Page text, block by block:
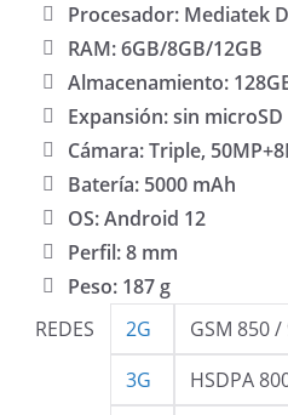
Procesador: Mediatek
RAM: 6GB/8GB/12GB
Almacenamiento:
Expansión: sin microSD
Cámara: Triple,
Batería: 5000 mAh
OS: Android 12
Perfil: 8 mm
Peso: 187 g
REDES
2G
GSM 850
3G
HSDPA